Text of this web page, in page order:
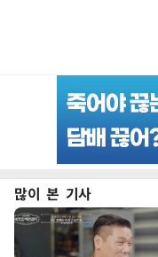
많이 본 기사